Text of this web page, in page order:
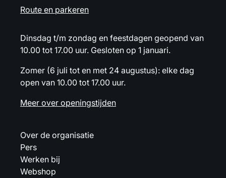
Route en parkeren
Dinsdag t/m zondag en feestdagen geopend van
10.00 tot 17.00 uur. Gesloten op 1 januari.
Zomer (6 juli tot en met 24 augustus): elke dag
open van 10.00 tot 17.00 uur.
Meer over openingstijden
Over de organisatie
Pers
Werken bij
Webshop